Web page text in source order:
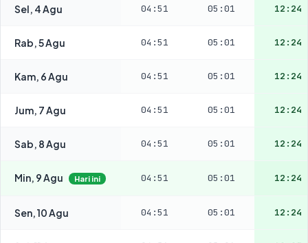
Sel, 4 Agu 04:51 05:01 12:24
Rab, 5 Agu 04:51 05:01 12:24
Kam, 6 Agu 04:51 05:01 12:24
Jum, 7 Agu 04:51 05:01 12:24
Sab, 8 Agu 04:51 05:01 12:24
Min, 9 Agu Hari ini 04:51 05:01 12:24
Sen, 10 Agu 04:51 05:01 12:24